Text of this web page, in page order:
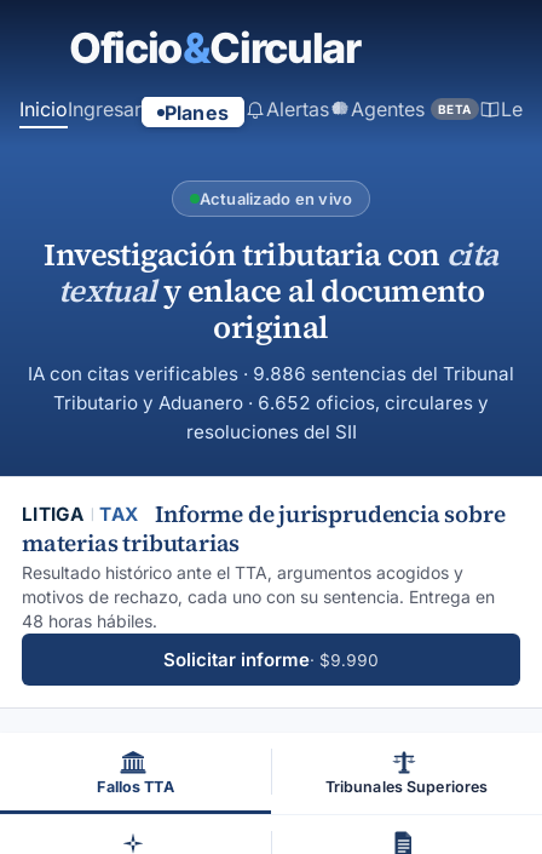
principal
InicioIngresar Planes Alertas Agentes BETA
Actualizado en vivo
Investigación tributaria con cita
textualy enlace al documento
original
IA con citas verificables · 9.886 sentencias del Tribunal
Tributario y Aduanero · 6.652 oficios, circulares y
resoluciones del SII
LITIGA TAX
Informe de jurisprudencia sobre
materias tributarias
Resultado histórico ante el TTA, argumentos acogidos y
motivos de rechazo, cada uno con su sentencia. Entrega en
48 horas hábiles.
Solicitar informe· $9.990
Fallos TTA Tribunales Superiores